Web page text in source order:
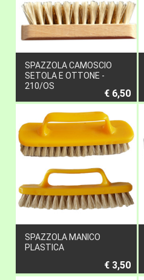
SPAZZOLA CAMOSCIO
SETOLA E OTTONE -
210/OS
€ 6,50
SPAZZOLA MANICO
PLASTICA
€ 3,50